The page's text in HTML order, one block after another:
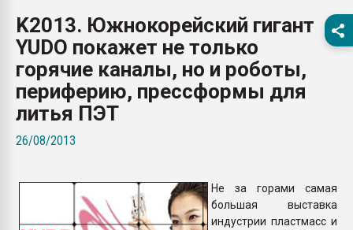
28.07.2026
ситуацией на
Всё, что касается
бутылок
K2013. Южнокорейский гигант
YUDO покажет не только
горячие каналы, но и роботы,
периферию, прессформы для
литья ПЭТ
26/08/2013
Не за горами самая
большая выставка
индустрии пластмасс и